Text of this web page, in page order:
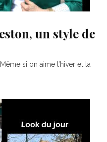
un style de
si on aime l’hiver et la